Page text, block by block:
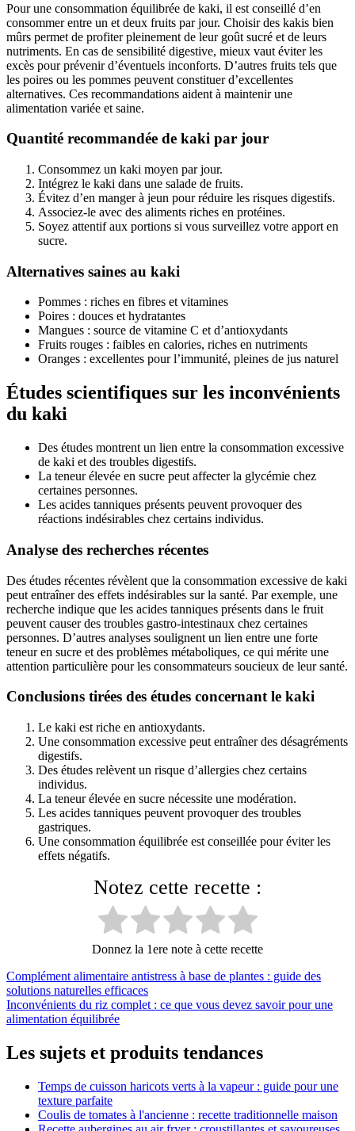
Pour une consommation équilibrée de kaki, il est conseillé d’en
consommer entre un et deux fruits par jour. Choisir des kakis bien
mûrs permet de profiter pleinement de leur goût sucré et de leurs
nutriments. En cas de sensibilité digestive, mieux vaut éviter les
excès pour prévenir d’éventuels inconforts. D’autres fruits tels que
les poires ou les pommes peuvent constituer d’excellentes
alternatives. Ces recommandations aident à maintenir une
alimentation variée et saine.
Quantité recommandée de kaki par jour
Consommez un kaki moyen par jour.
Intégrez le kaki dans une salade de fruits.
Évitez d’en manger à jeun pour réduire les risques digestifs.
Associez-le avec des aliments riches en protéines.
Soyez attentif aux portions si vous surveillez votre apport en
sucre.
Alternatives saines au kaki
Pommes : riches en fibres et vitamines
Poires : douces et hydratantes
Mangues : source de vitamine C et d’antioxydants
Fruits rouges : faibles en calories, riches en nutriments
Oranges : excellentes pour l’immunité, pleines de jus naturel
Études scientifiques sur les inconvénients
du kaki
Des études montrent un lien entre la consommation excessive
de kaki et des troubles digestifs.
La teneur élevée en sucre peut affecter la glycémie chez
certaines personnes.
Les acides tanniques présents peuvent provoquer des
réactions indésirables chez certains individus.
Analyse des recherches récentes
Des études récentes révèlent que la consommation excessive de kaki
peut entraîner des effets indésirables sur la santé. Par exemple, une
recherche indique que les acides tanniques présents dans le fruit
peuvent causer des troubles gastro-intestinaux chez certaines
personnes. D’autres analyses soulignent un lien entre une forte
teneur en sucre et des problèmes métaboliques, ce qui mérite une
attention particulière pour les consommateurs soucieux de leur santé.
Conclusions tirées des études concernant le kaki
Le kaki est riche en antioxydants.
Une consommation excessive peut entraîner des désagréments
digestifs.
Des études relèvent un risque d’allergies chez certains
individus.
La teneur élevée en sucre nécessite une modération.
Les acides tanniques peuvent provoquer des troubles
gastriques.
Une consommation équilibrée est conseillée pour éviter les
effets négatifs.
Notez cette recette :
Donnez la 1ere note à cette recette
Navigation
de
l’article
Complément alimentaire antistress à base de plantes : guide des
solutions naturelles efficaces
Inconvénients du riz complet : ce que vous devez savoir pour une
alimentation équilibrée
Les sujets et produits tendances
Temps de cuisson haricots verts à la vapeur : guide pour une
texture parfaite
Coulis de tomates à l'ancienne : recette traditionnelle maison